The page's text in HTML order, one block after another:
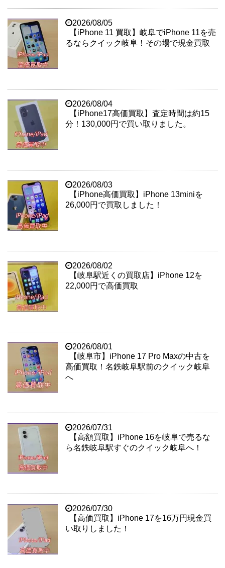
2026/08/05
【iPhone 11 買取】岐阜でiPhone 11を売
るならクイック岐阜！その場で現金買取
2026/08/04
【iPhone17高価買取】査定時間は約15
分！130,000円で買い取りました。
2026/08/03
【iPhone高価買取】iPhone 13miniを
26,000円で買取しました！
2026/08/02
【岐阜駅近くの買取店】iPhone 12を
22,000円で高価買取
2026/08/01
【岐阜市】iPhone 17 Pro Maxの中古を
高価買取！名鉄岐阜駅前のクイック岐阜
へ
2026/07/31
【高額買取】iPhone 16を岐阜で売るな
ら名鉄岐阜駅すぐのクイック岐阜へ！
2026/07/30
【高価買取】iPhone 17を16万円現金買
い取りしました！